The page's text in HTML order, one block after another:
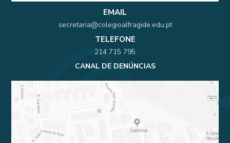
EMAIL
secretaria@colegioalfragide.edu.pt
TELEFONE
214 715 795
CANAL DE DENÚNCIAS